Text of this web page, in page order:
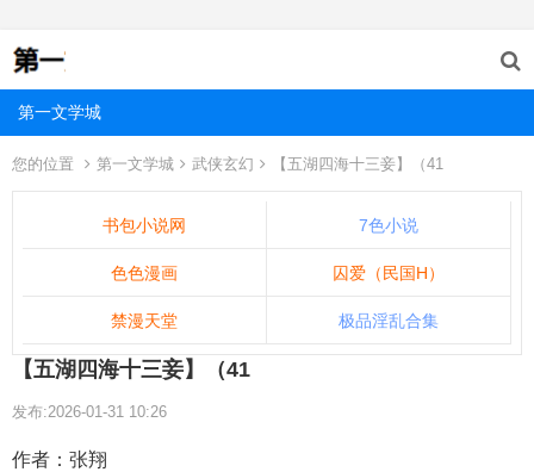
第一文学城
您的位置 第一文学城 武侠玄幻 【五湖四海十三妾】（41
书包小说网 7色小说
色色漫画 囚爱（民国H）
禁漫天堂 极品淫乱合集
【五湖四海十三妾】（41
发布:2026-01-31 10:26
作者：张翔